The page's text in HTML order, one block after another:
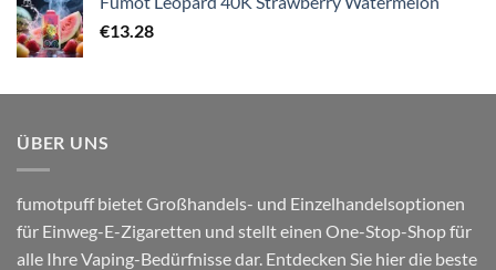
€13.28
ÜBER UNS
fumotpuff bietet Großhandels- und Einzelhandelsoptionen
für Einweg-E-Zigaretten und stellt einen One-Stop-Shop für
alle Ihre Vaping-Bedürfnisse dar. Entdecken Sie hier die beste